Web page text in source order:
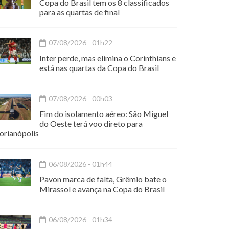
Copa do Brasil tem os 8 classificados
para as quartas de final
07/08/2026 - 01h22
Inter perde, mas elimina o Corinthians e
está nas quartas da Copa do Brasil
07/08/2026 - 00h03
Fim do isolamento aéreo: São Miguel
do Oeste terá voo direto para
06/08/2026 - 01h44
Pavon marca de falta, Grêmio bate o
Mirassol e avança na Copa do Brasil
06/08/2026 - 01h34